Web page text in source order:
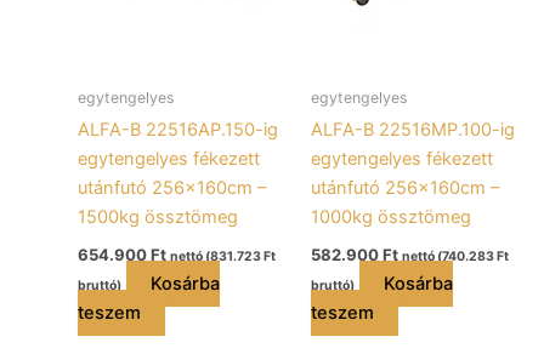
egytengelyes
ALFA-B 22516AP.150-ig
egytengelyes fékezett
utánfutó 256x160cm –
1500kg össztömeg
654.900Ft nettó (831.723Ft
bruttó)
Kosárba
teszem
egytengelyes
ALFA-B 22516MP.100-ig
egytengelyes fékezett
utánfutó 256x160cm –
1000kg össztömeg
582.900Ft nettó (740.283Ft
bruttó)
Kosárba
teszem